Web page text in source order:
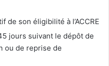
de son éligibilité à l’ACCRE
jours suivant le dépôt de
ou de reprise de